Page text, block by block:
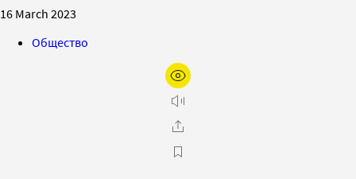
16 March 2023
Общество